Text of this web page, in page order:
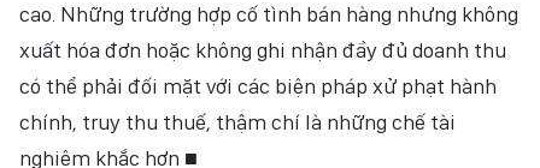
cao. Những trường hợp cố tình bán hàng nhưng không
xuất hóa đơn hoặc không ghi nhận đầy đủ doanh thu
có thể phải đối mặt với các biện pháp xử phạt hành
chính, truy thu thuế, thậm chí là những chế tài
nghiêm khắc hơn ■